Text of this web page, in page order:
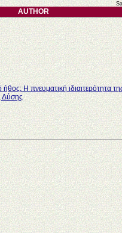
AUTHOR
Η πνευματική ιδιαιτερότητα
Δύσης